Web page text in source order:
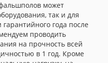
может
так и для
года после
проводить
на прочность всей
в 1 год. Кроме